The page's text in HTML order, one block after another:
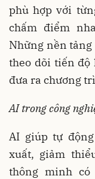
phù hợp với
chấm điểm
Những nền
theo dõi tiến độ
đưa ra chương
AI trong công
AI giúp tự
xuất, giảm
thông minh